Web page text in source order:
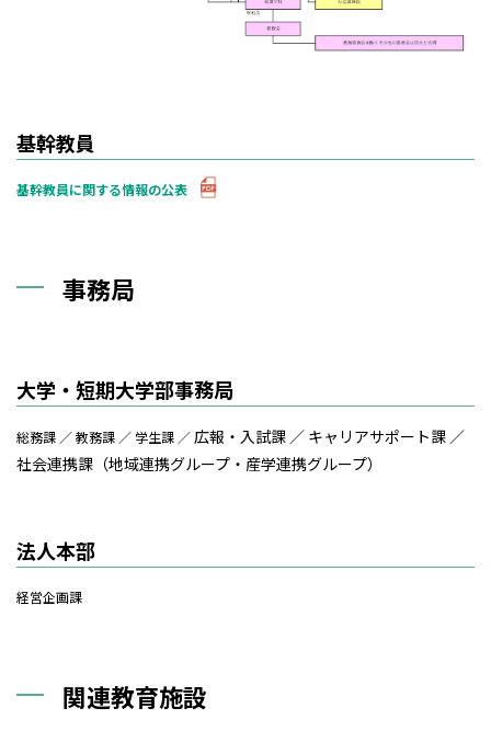
基幹教員
基幹教員に関する情報の公表
事務局
大学・短期大学部事務局
総務課 ／ 教務課 ／ 学生課 ／ 広報・入試課 ／ キャリアサポート課 ／
社会連携課（地域連携グループ・産学連携グループ）
法人本部
経営企画課
関連教育施設